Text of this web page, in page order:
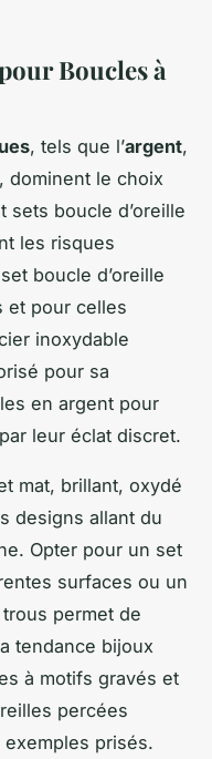
Boucles à
, tels que l’argent,
, dominent le choix
boucle d’oreille
les risques
boucle d’oreille
et pour celles
inoxydable
pour sa
en argent pour
leur éclat discret.
mat, brillant, oxydé
designs allant du
Opter pour un set
surfaces ou un
permet de
tendance bijoux
à motifs gravés et
percées
prisés.